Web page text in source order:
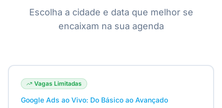
Escolha a cidade e data que melhor se
encaixam na sua agenda
Vagas Limitadas
Google Ads ao Vivo: Do Básico ao Avançado